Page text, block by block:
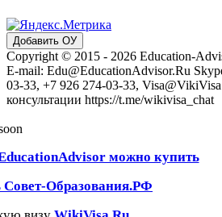
Добавить ОУ
Copyright © 2015 - 2026 Education-
E-mail: Edu@EducationAdvisor.Ru
03-33, +7 926 274-03-33,
консультации https://t.me/wikivisa_chat
можно купить
Совет-Образования.РФ